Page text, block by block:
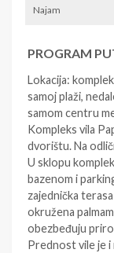
Najam
PROGRAM
Lokacija:
samoj plaži,
samom centru
Kompleks vila
dvorištu. Na
U sklopu
bazenom i
zajednička
okružena
obezbeđuju
Prednost vile je